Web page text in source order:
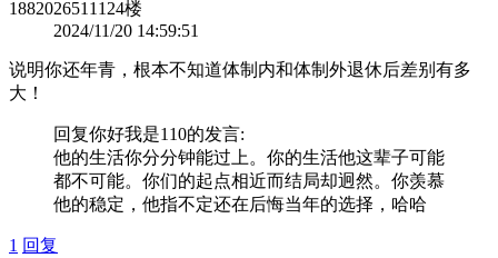
1882026511 124楼
2024/11/20 14:59:51
说明你还年青，根本不知道体制内和体制外退休后差别有多
大！
回复你好我是110的发言:
他的生活你分分钟能过上。你的生活他这辈子可能
都不可能。你们的起点相近而结局却迥然。你羡慕
他的稳定，他指不定还在后悔当年的选择，哈哈
1 回复